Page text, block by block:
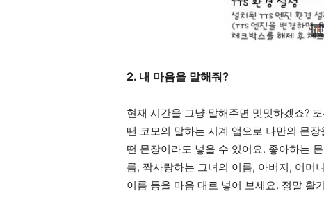
2. 내 마음을 말해줘?
현재 시간을 그냥 말해주면 밋밋하겠죠?
땐 코모의 말하는 시계 앱으로 나만의 문
떤 문장이라도 넣을 수 있어요. 좋아하는
름, 짝사랑하는 그녀의 이름, 아버지, 어머
이름 등을 마음 대로 넣어 보세요. 정말 활